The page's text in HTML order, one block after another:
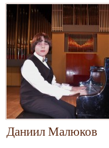
Даниил Малюков